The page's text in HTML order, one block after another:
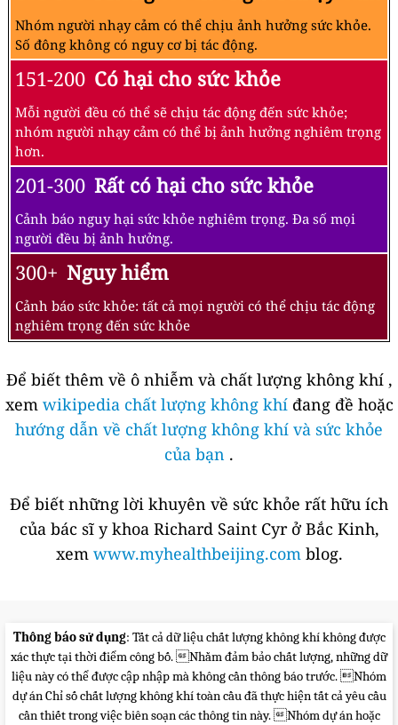
Nhóm người nhạy cảm có thể chịu ảnh hưởng sức khỏe.
Số đông không có nguy cơ bị tác động.
151-200 Có hại cho sức khỏe
Mỗi người đều có thể sẽ chịu tác động đến sức khỏe;
nhóm người nhạy cảm có thể bị ảnh hưởng nghiêm trọng
hơn.
201-300 Rất có hại cho sức khỏe
Cảnh báo nguy hại sức khỏe nghiêm trọng. Đa số mọi
người đều bị ảnh hưởng.
300+ Nguy hiểm
Cảnh báo sức khỏe: tất cả mọi người có thể chịu tác động
nghiêm trọng đến sức khỏe
Để biết thêm về ô nhiễm và chất lượng không khí ,
xem wikipedia chất lượng không khíđang đề hoặc
hướng dẫn về chất lượng không khí và sức khỏe
của bạn .
Để biết những lời khuyên về sức khỏe rất hữu ích
của bác sĩ y khoa Richard Saint Cyr ở Bắc Kinh,
xem www.myhealthbeijing.com blog.
Thông báo sử dụng: Tất cả dữ liệu chất lượng không khí không được
xác thực tại thời điểm công bố. Nhằm đảm bảo chất lượng, những dữ
liệu này có thể được cập nhập mà không cần thông báo trước. Nhóm
dự án Chỉ số chất lượng không khí toàn cầu đã thực hiện tất cả yêu cầu
cần thiết trong việc biên soạn các thông tin này. Nhóm dự án hoặc